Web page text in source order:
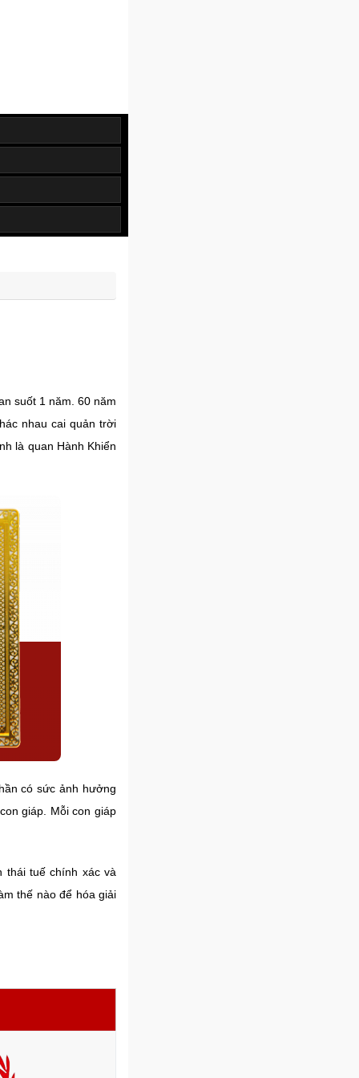
suốt 1 năm. 60 năm
nhau cai quản trời
là quan Hành Khiển
có sức ảnh hưởng
giáp. Mỗi con giáp
tuế chính xác và
thế nào để hóa giải